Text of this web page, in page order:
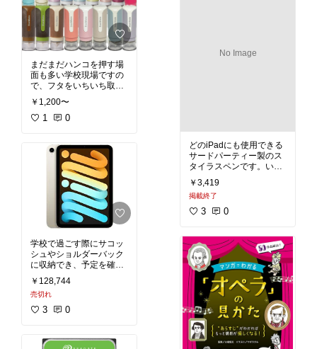
まだまだハンコを押す場
面も多い学校現場ですの
で、フタをいちいち取り
外さなくてもよいシャチ
ハタがおすすめ。店頭に
ない珍しい名前の方はネ
￥1,200〜
1 0
学校で過ごす際にサコッ
シュやショルダーバック
に収納でき、予定を確認
したり、授業で動画や音
楽を流したりなど便利に
使えるサイズ。ペンも一
緒に購入するのが良いで
￥128,744
売切れ
3 0
No Image
どのiPadにも使用できる
サードパーティー製のス
タイラスペンです。いろ
いろ買って試しましたが
このUSGMoBiが長持ちし
つつ使いやすい。
￥3,419
掲載終了
3 0